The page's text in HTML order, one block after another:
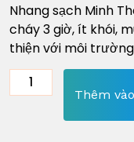
Nhang sạch Minh
cháy 3 giờ, ít khói,
thiện với môi trường
Minh
Thông
Thêm